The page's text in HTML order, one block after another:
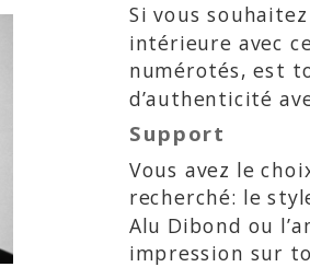
Si vous
intérieure avec
numérotés, est
d’authenticité
Support
Vous avez le
recherché: le
Alu Dibond ou
impression sur